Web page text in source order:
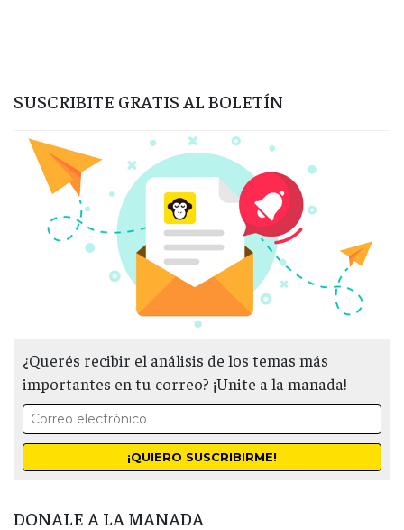
SUSCRIBITE GRATIS AL BOLETÍN
¿Querés recibir el análisis de los temas más
importantes en tu correo? ¡Unite a la manada!
DONALE A LA MANADA